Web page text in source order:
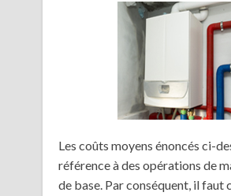
Les coûts moyens énoncés ci-
référence à des opérations de
de base. Par conséquent, il faut